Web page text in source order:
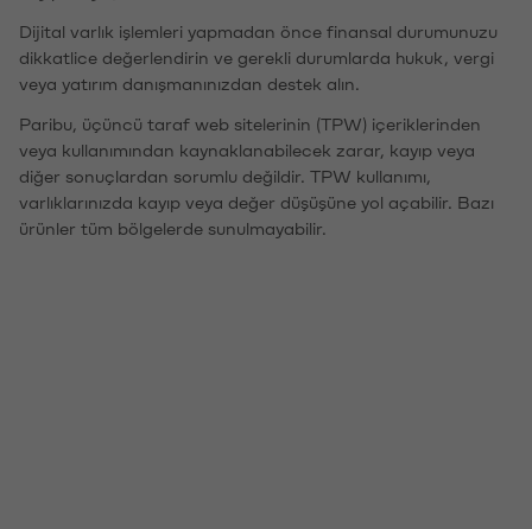
Dijital varlık işlemleri yapmadan önce finansal durumunuzu
dikkatlice değerlendirin ve gerekli durumlarda hukuk, vergi
veya yatırım danışmanınızdan destek alın.
Paribu, üçüncü taraf web sitelerinin (TPW) içeriklerinden
veya kullanımından kaynaklanabilecek zarar, kayıp veya
diğer sonuçlardan sorumlu değildir. TPW kullanımı,
varlıklarınızda kayıp veya değer düşüşüne yol açabilir. Bazı
ürünler tüm bölgelerde sunulmayabilir.